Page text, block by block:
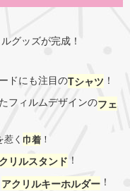
グッズが完成！
ドにも注目のTシャツ ！
フィルムデザインのフェ
く 巾着 ！
リルスタンド ！
アクリルキーホルダー ！